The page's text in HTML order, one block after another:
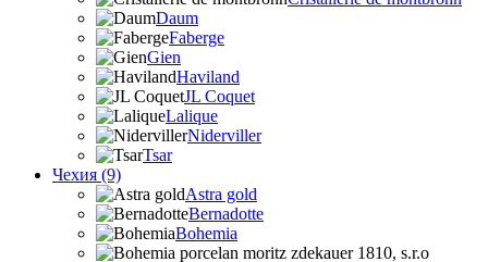
Daum
Faberge
Gien
Haviland
JL Coquet
Lalique
Niderviller
Tsar
Чехия (9)
Astra gold
Bernadotte
Bohemia